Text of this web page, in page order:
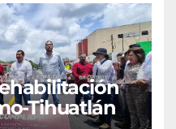
Tihuatlán